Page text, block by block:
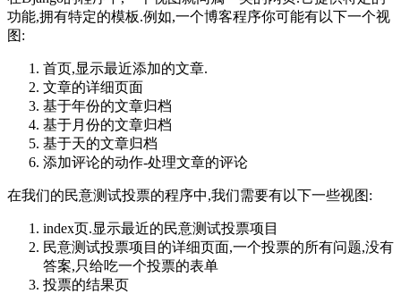
功能,拥有特定的模板.例如,一个博客程序你可能有以下一个视
图:
首页,显示最近添加的文章.
文章的详细页面
基于年份的文章归档
基于月份的文章归档
基于天的文章归档
添加评论的动作-处理文章的评论
在我们的民意测试投票的程序中,我们需要有以下一些视图:
index页.显示最近的民意测试投票项目
民意测试投票项目的详细页面,一个投票的所有问题,没有
答案,只给吃一个投票的表单
投票的结果页